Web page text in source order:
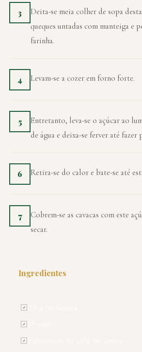
3
Deita-se meia colher de sopa
queques untadas com manteiga e
farinha.
4 Levam-se a cozer em forno forte.
5
Entretanto, leva-se o açúcar ao
de água e deixa-se ferver até
6 Retira-se do calor e bate-se até
7
Cobrem-se as cavacas com este
secar.
Ingredientes
✓
✓
✓